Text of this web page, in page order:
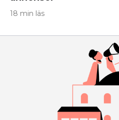
18 min läs